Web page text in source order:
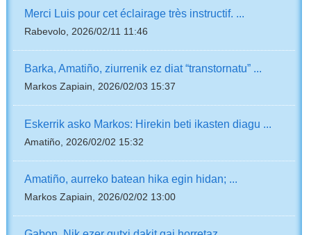
Merci Luis pour cet éclairage très instructif. ...
Rabevolo, 2026/02/11 11:46
Barka, Amatiño, ziurrenik ez diat “transtornatu” ...
Markos Zapiain, 2026/02/03 15:37
Eskerrik asko Markos: Hirekin beti ikasten diagu ...
Amatiño, 2026/02/02 15:32
Amatiño, aurreko batean hika egin hidan; ...
Markos Zapiain, 2026/02/02 13:00